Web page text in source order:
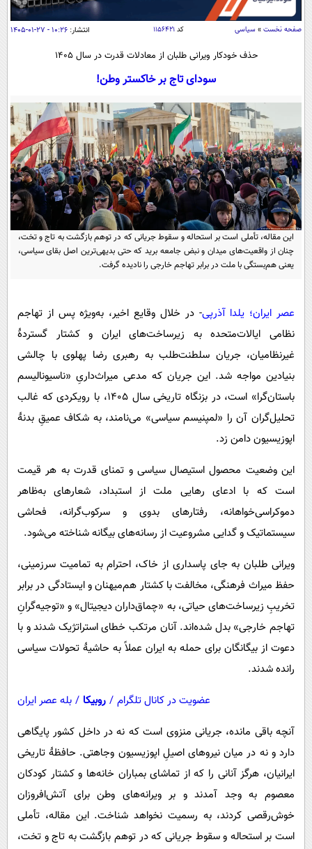
اقتصاد
اقتصادی
خودرو
جامعه
اجتماعی
حوادث
سلامت
یک برش دانایی
محیط زیست
سفر و تفریح
ورزشی
بین الملل
سیاست خارجی
فرهنگ و هنر
علم و دانش
فناوری و It
علمی
اخبار کریپتو
قرآن
گوناگون
سرگرمی
باشگاه مغز
مجله تصویری سلاح
اقتصاد
ورزش
سرگرمی
گوناگون
حوادث
محیط زیست
فرهنگی
عصر ایران 2
خواندنی ها و دیدنی ها
پیامک
دانلود
آموزش زبان
صفحه نخست » سیاسی کد۱۱۵۶۴۲۱ انتشار: ۱۰:۲۶ - ۲۷-۰۱-۱۴۰۵
حذف خودکار ویرانی ‌طلبان از معادلات قدرت در سال ۱۴۰۵
سودای تاج بر خاکستر وطن!
این مقاله، تأملی است بر استحاله و سقوط جریانی که در توهم بازگشت به تاج و تخت،
چنان از واقعیت‌های میدان و نبض جامعه برید که حتی بدیهی‌ترین اصل بقای سیاسی،
یعنی هم‌بستگی با ملت در برابر تهاجم خارجی را نادیده گرفت.
عصر ایران؛ یلدا آذرپی- در خلال وقایع اخیر، به‌ویژه پس از تهاجم
نظامی ایالات‌متحده به زیرساخت‌های ایران و کشتار گستردۀ
غیرنظامیان، جریان سلطنت‌طلب به رهبری رضا پهلوی با چالشی
بنیادین مواجه شد. این جریان که مدعی میراث‌داریِ «ناسیونالیسم
باستان‌گرا» است، در بزنگاه تاریخی سال ۱۴۰۵، با رویکردی که غالب
تحلیل‌گران آن را «لمپنیسم سیاسی» می‌نامند، به شکاف عمیقِ بدنۀ
اپوزیسیون دامن زد.
این وضعیت محصول استیصال سیاسی و تمنای قدرت به هر قیمت
است که با ادعای رهایی ملت از استبداد، شعارهای به‌ظاهر‌
دموکراسی‌خواهانه، رفتارهای بدوی و سرکوب‌گرانه، فحاشی
سیستماتیک و گدایی مشروعیت از رسانه‌های بیگانه شناخته می‌شود.
ویرانی طلبان به جای پاسداری از خاک، احترام به تمامیت سرزمینی،
حفظ میراث فرهنگی، مخالفت با کشتار هم‌میهنان و ایستادگی در برابر
تخریبِ زیرساخت‌های حیاتی، به «چماق‌داران دیجیتال» و «توجیه‌گرانِ
تهاجم خارجی» بدل شده‌اند. آنان مرتکب خطای استراتژیک شدند و با
دعوت از بیگانگان برای حمله به ایران عملاً به حاشیۀ تحولات سیاسی
رانده شدند.
عضویت در کانال تلگرام / روبیکا / بله عصر ایران
آنچه باقی مانده، جریانی منزوی است که نه در داخل کشور پایگاهی
دارد و نه در میان نیروهای اصیلِ اپوزیسیون وجاهتی. حافظۀ تاریخی
ایرانیان، هرگز آنانی را که از تماشای بمباران خانه‌ها و کشتار کودکان
معصوم به وجد آمدند و بر ویرانه‌های وطن برای آتش‌افروزان
خوش‌رقصی کردند، به رسمیت نخواهد شناخت. این مقاله، تأملی
است بر استحاله و سقوط جریانی که در توهم بازگشت به تاج و تخت،